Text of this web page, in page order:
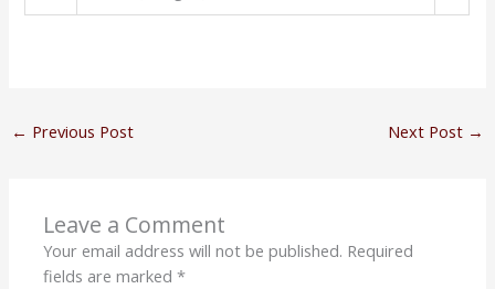
← Previous Post Next Post →
Leave a Comment
Your email address will not be published. Required
fields are marked*